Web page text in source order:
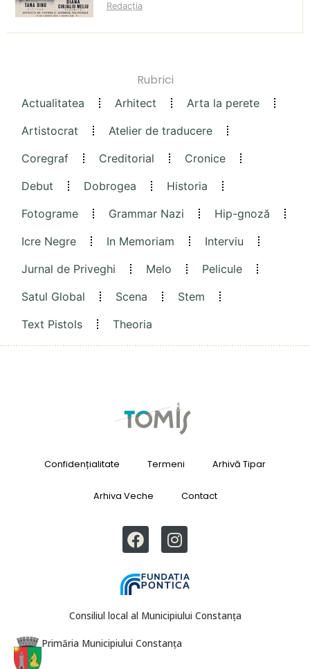
Redacția
Rubrici
Actualitatea Arhitect
Arta la perete
Artistocrat
Atelier de traducere
Coregraf
Creditorial
Cronice
Debut
Dobrogea
Historia
Fotograme
Grammar Nazi
Hip-gnoză
Icre Negre
In Memoriam
Interviu
Jurnal de Priveghi
Melo
Pelicule
Satul Global
Scena
Stem
Text Pistols
Theoria
Confidențialitate Termeni Arhivă Tipar
Arhiva Veche Contact
Consiliul local al Municipiului Constanța
Primăria Municipiului Constanța